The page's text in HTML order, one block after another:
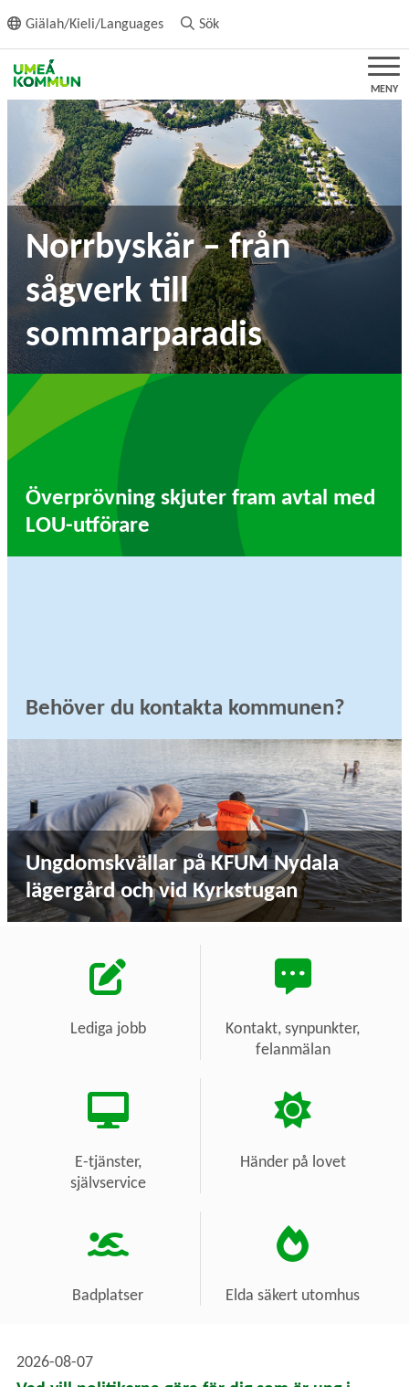
innehållet
Giälah/Kieli/Languages Sök
MENY
Norrbyskär – från
sågverk till
sommarparadis
Överprövning skjuter fram avtal med
LOU-utförare
Behöver du kontakta kommunen?
Ungdomskvällar på KFUM Nydala
lägergård och vid Kyrkstugan
Lediga jobb
Kontakt, synpunkter,
felanmälan
E-tjänster,
självservice
Händer på lovet
Badplatser Elda säkert utomhus
2026-08-07